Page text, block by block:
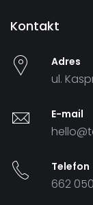
Kontakt
Adres
ul.
E-mail
Telefon
662